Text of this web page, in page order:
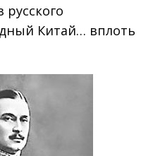
Китай… вплоть